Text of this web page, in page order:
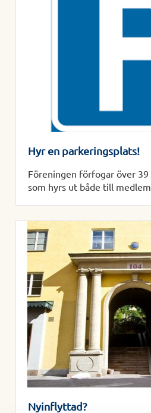
Hyr en parkeringsplats!
Föreningen förfogar över
som hyrs ut både till
Nyinflyttad?